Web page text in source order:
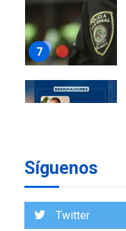
7
Síguenos
Twitter